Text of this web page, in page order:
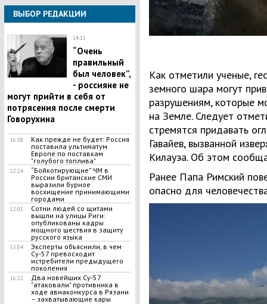
ВЫБОР РЕДАКЦИИ
14:15
​“Очень
правильный
был человек”,
- россияне не
могут прийти в себя от
потрясения после смерти
Говорухина
16:58
Как прежде не будет: Россия
поставила ультиматум
Европе по поставкам
"голубого топлива"
12:24
“Бойкотирующие” ЧМ в
России британские СМИ
выразили бурное
восхищение принимающими
городами
12:01
Сотни людей со щитами
вышли на улицы Риги:
опубликованы кадры
мощного шествия в защиту
русского языка
15:04
Эксперты объяснили, в чем
Су-57 превосходит
истребители предыдущего
поколения
16:22
​Два новейших Су-57
"атаковали" противника в
ходе авиаконкурса в Рязани
– захватывающие кары
Как отметили ученые,
земного шара могут
разрушениям, которые
на Земле. Следует
стремятся придавать
Гавайев, вызванной
Килауэа. Об этом
Ранее Папа Римский
опасно для